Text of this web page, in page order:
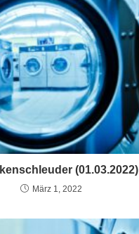
(01.03.2022)
März 1, 2022